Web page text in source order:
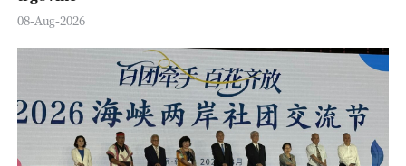
08-Aug-2026